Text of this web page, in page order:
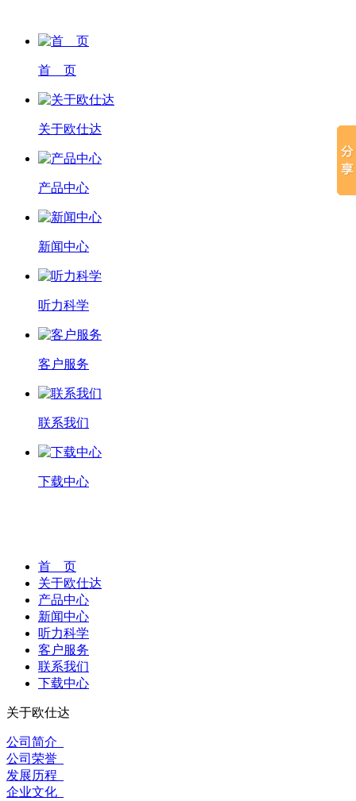
首 页
关于欧仕达
产品中心
新闻中心
听力科学
客户服务
联系我们
下载中心
首 页
关于欧仕达
产品中心
新闻中心
听力科学
客户服务
联系我们
下载中心
关于欧仕达
公司简介
公司荣誉
发展历程
企业文化